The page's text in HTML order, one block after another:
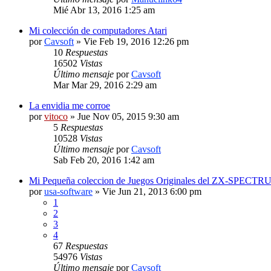
Mié Abr 13, 2016 1:25 am
Mi colección de computadores Atari
porCavsoft » Vie Feb 19, 2016 12:26 pm
10 Respuestas
16502 Vistas
Último mensaje porCavsoft
Mar Mar 29, 2016 2:29 am
La envidia me corroe
porvitoco » Jue Nov 05, 2015 9:30 am
5 Respuestas
10528 Vistas
Último mensaje porCavsoft
Sab Feb 20, 2016 1:42 am
Mi Pequeña coleccion de Juegos Originales del ZX-
porusa-software » Vie Jun 21, 2013 6:00 pm
1
2
3
4
67 Respuestas
54976 Vistas
Último mensaje porCavsoft